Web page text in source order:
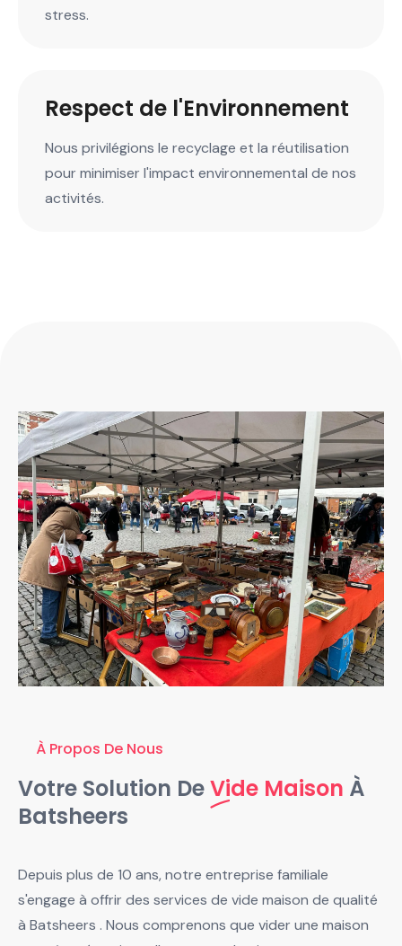
stress.
Respect de l'Environnement
Nous privilégions le recyclage et la réutilisation
pour minimiser l'impact environnemental de nos
activités.
À Propos De Nous
Votre Solution DeVide Maison À
Batsheers
Depuis plus de 10 ans, notre entreprise familiale
s'engage à offrir des services de vide maison de qualité
à Batsheers . Nous comprenons que vider une maison